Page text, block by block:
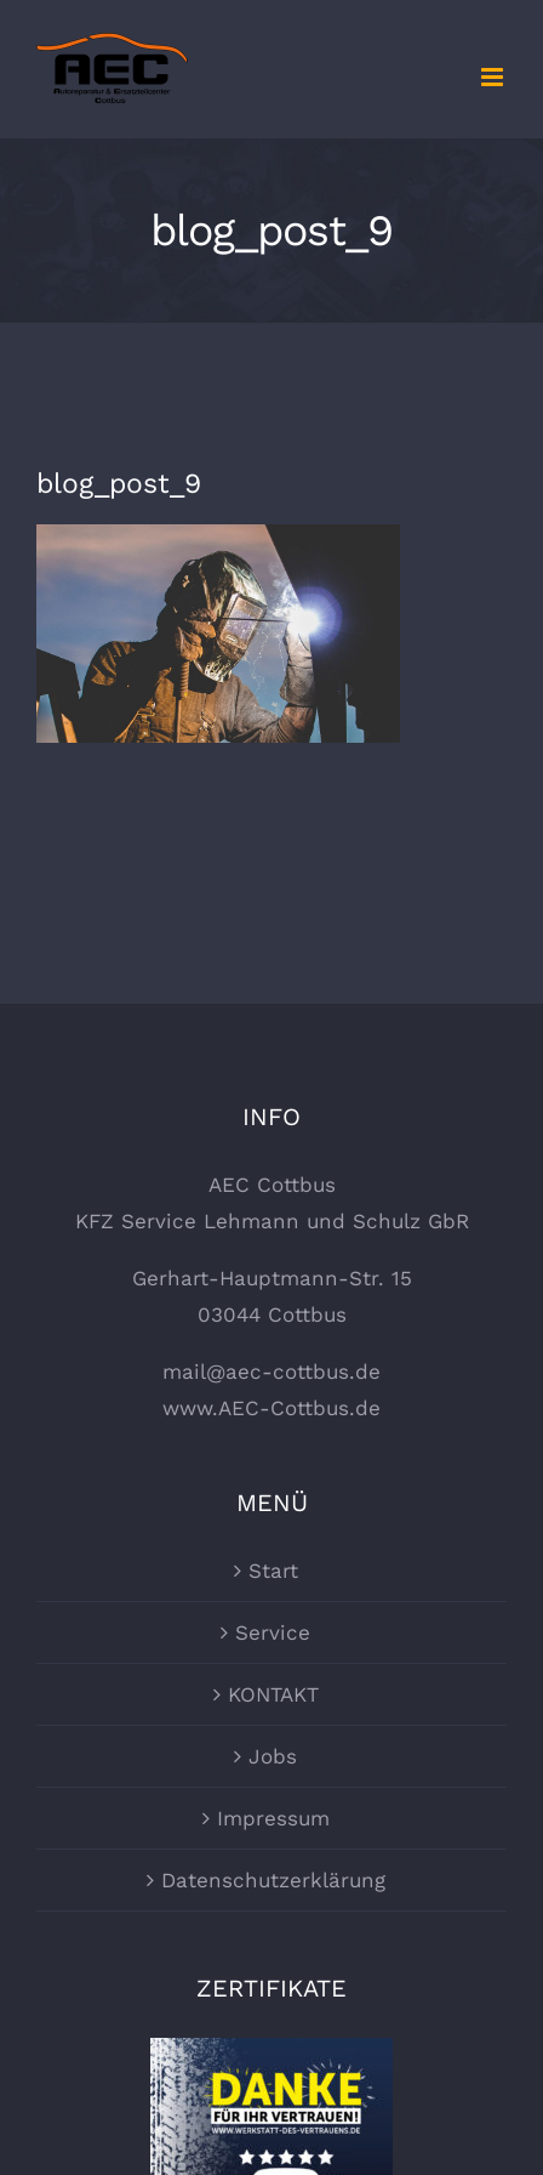
Inhalt
springen
blog_post_9
blog_post_9
INFO
AEC Cottbus
KFZ Service Lehmann und Schulz GbR
Gerhart-Hauptmann-Str. 15
03044 Cottbus
mail@aec-cottbus.de
www.AEC-Cottbus.de
MENÜ
Start
Service
KONTAKT
Jobs
Impressum
Datenschutzerklärung
ZERTIFIKATE